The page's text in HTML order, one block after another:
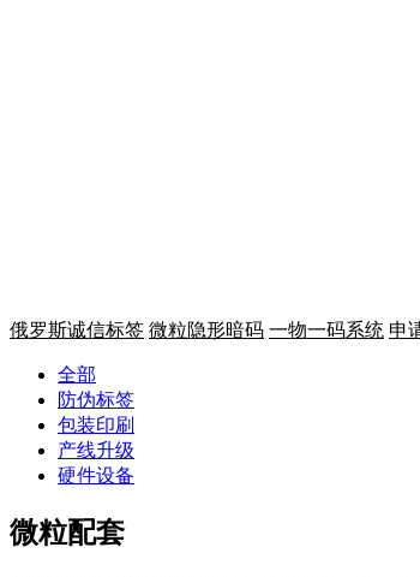
俄罗斯诚信标签 微粒隐形暗码 一物一码系统 申
全部
防伪标签
包装印刷
产线升级
硬件设备
微粒配套